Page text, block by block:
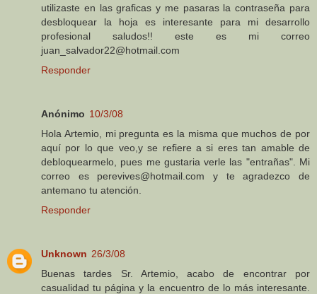
utilizaste en las graficas y me pasaras la contraseña para
desbloquear la hoja es interesante para mi desarrollo
profesional saludos!! este es mi correo
juan_salvador22@hotmail.com
Responder
Anónimo 10/3/08
Hola Artemio, mi pregunta es la misma que muchos de por
aquí por lo que veo,y se refiere a si eres tan amable de
debloquearmelo, pues me gustaria verle las "entrañas". Mi
correo es perevives@hotmail.com y te agradezco de
antemano tu atención.
Responder
Unknown 26/3/08
Buenas tardes Sr. Artemio, acabo de encontrar por
casualidad tu página y la encuentro de lo más interesante.